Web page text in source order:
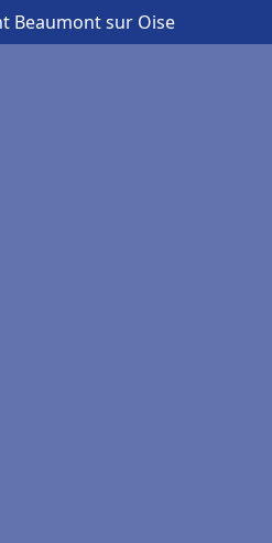
Beaumont sur Oise